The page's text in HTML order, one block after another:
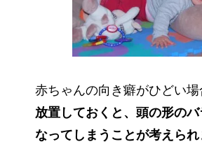
赤ちゃんの向き癖がひどい場
放置しておくと、頭の形のバ
なってしまうことが考えられ